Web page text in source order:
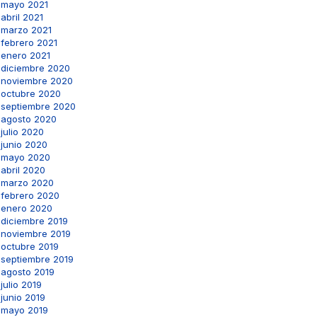
mayo 2021
abril 2021
marzo 2021
febrero 2021
enero 2021
diciembre 2020
noviembre 2020
octubre 2020
septiembre 2020
agosto 2020
julio 2020
junio 2020
mayo 2020
abril 2020
marzo 2020
febrero 2020
enero 2020
diciembre 2019
noviembre 2019
octubre 2019
septiembre 2019
agosto 2019
julio 2019
junio 2019
mayo 2019